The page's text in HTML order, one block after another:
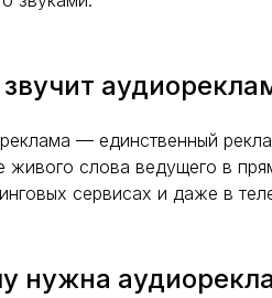
— единственный
живого слова ведущего в
сервисах и даже в
нужна